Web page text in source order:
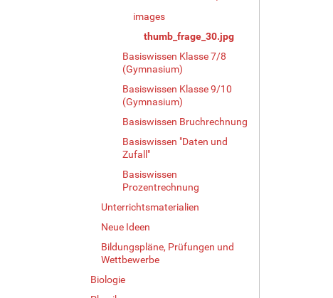
images
thumb_frage_30.jpg
Basiswissen Klasse 7/8
(Gymnasium)
Basiswissen Klasse 9/10
(Gymnasium)
Basiswissen Bruchrechnung
Basiswissen "Daten und
Zufall"
Basiswissen
Prozentrechnung
Unterrichtsmaterialien
Neue Ideen
Bildungspläne, Prüfungen und
Wettbewerbe
Biologie